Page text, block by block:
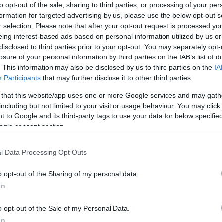
opt-out of the sale, sharing to third parties, or processing of your
for targeted advertising by us, please use the below opt-out
selection. Please note that after your opt-out request is processed
interest-based ads based on personal information utilized by us
to third parties prior to your opt-out. You may separately
of your personal information by third parties on the IAB’s list of
This information may also be disclosed by us to third parties on the
Participants that may further disclose it to other third parties.
that this website/app uses one or more Google services and may
but not limited to your visit or usage behaviour. You may
to Google and its third-party tags to use your data for below
consent section.
Data Processing Opt Outs
opt-out of the Sharing of my personal data.
opt-out of the Sale of my Personal Data.
texto detalla los diversos aspectos sanitarios
con el objetivo de concienciar sobre los